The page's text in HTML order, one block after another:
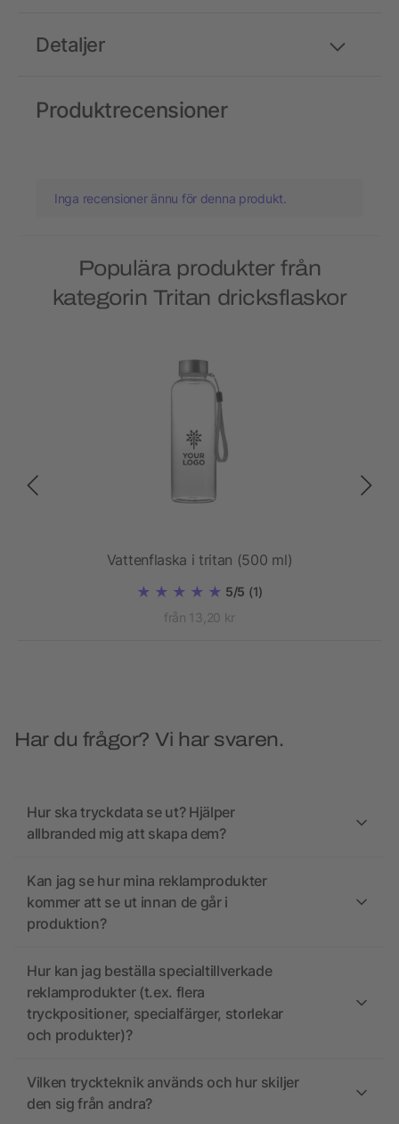
Detaljer
Produktrecensioner
Inga recensioner ännu för denna produkt.
Populära produkter från
kategorin Tritan dricksflaskor
Vattenflaska i tritan (500 ml)
5/5 (1)
från 13,20 kr
Har du frågor? Vi har svaren.
Hur ska tryckdata se ut? Hjälper
allbranded mig att skapa dem?
Kan jag se hur mina reklamprodukter
kommer att se ut innan de går i
produktion?
Hur kan jag beställa specialtillverkade
reklamprodukter (t.ex. flera
tryckpositioner, specialfärger, storlekar
och produkter)?
Vilken tryckteknik används och hur skiljer
den sig från andra?